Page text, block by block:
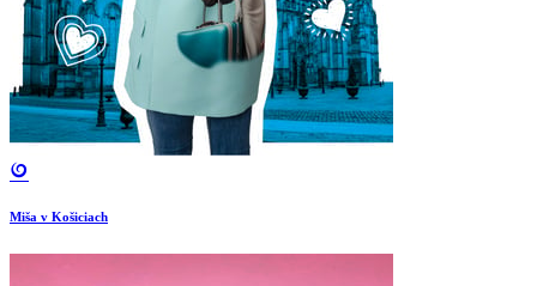
Miša v Košiciach